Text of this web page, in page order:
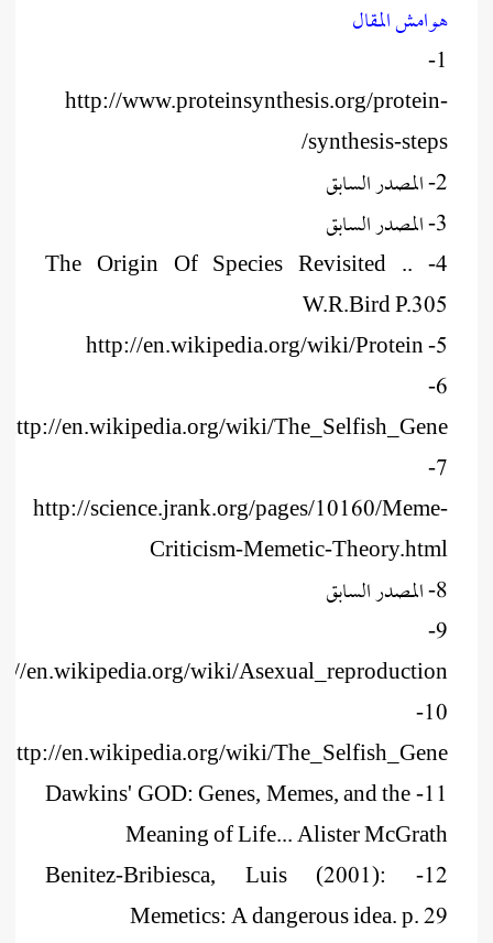
هوامش المقال
1-
http://www.proteinsynthesis.org/protein-
synthesis-steps/
2- المصدر السابق
3- المصدر السابق
4- The Origin Of Species Revisited ..
W.R.Bird P.305
5- http://en.wikipedia.org/wiki/Protein
6-
http://en.wikipedia.org/wiki/The_Selfish_Gene
7-
http://science.jrank.org/pages/10160/Meme-
Criticism-Memetic-Theory.html
8- المصدر السابق
9-
en.wikipedia.org/wiki/Asexual_reproduction
10-
http://en.wikipedia.org/wiki/The_Selfish_Gene
11- Dawkins' GOD: Genes, Memes, and the
Meaning of Life... Alister McGrath
12- Benitez-Bribiesca, Luis (2001):
Memetics: A dangerous idea. p. 29